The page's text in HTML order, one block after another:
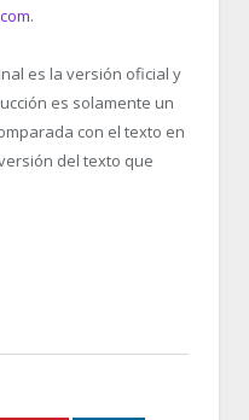
.
es la versión oficial y
es solamente un
con el texto en
del texto que